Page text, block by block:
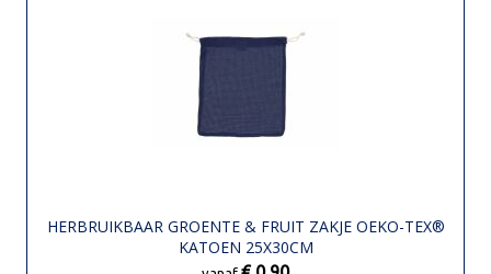
HERBRUIKBAAR GROENTE & FRUIT ZAKJE OEKO-TEX®
KATOEN 25X30CM